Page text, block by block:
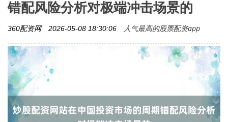
错配风险分析对极端冲击场景的
360配资网 2026-05-08 18:30:06 人气最高的股票配资app